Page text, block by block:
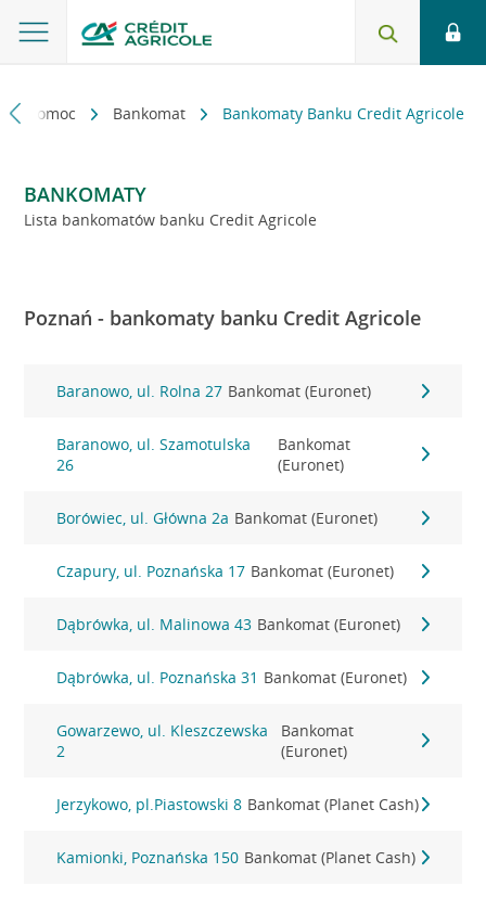
i pomoc Bankomat Bankomaty Banku Credit Agricole
BANKOMATY
Lista bankomatów banku Credit Agricole
Poznań - bankomaty banku Credit Agricole
Baranowo, ul. Rolna 27 Bankomat (Euronet)
Baranowo, ul. Szamotulska
26
Bankomat
(Euronet)
Borówiec, ul. Główna 2a Bankomat (Euronet)
Czapury, ul. Poznańska 17 Bankomat (Euronet)
Dąbrówka, ul. Malinowa 43 Bankomat (Euronet)
Dąbrówka, ul. Poznańska 31 Bankomat (Euronet)
Gowarzewo, ul. Kleszczewska
2
Bankomat
(Euronet)
Jerzykowo, pl.Piastowski 8 Bankomat (Planet Cash)
Kamionki, Poznańska 150 Bankomat (Planet Cash)